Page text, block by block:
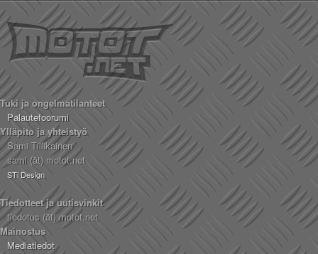
Tuki ja ongelmatilanteet
Palautefoorumi
Ylläpito ja yhteistyö
Sami Tiilikainen
sami (ät) motot.net
STi Design
Tiedotteet ja uutisvinkit
tiedotus (ät) motot.net
Mainostus
Mediatiedot